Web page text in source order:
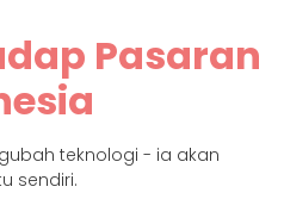
Pasaran
teknologi - ia akan
sendiri.